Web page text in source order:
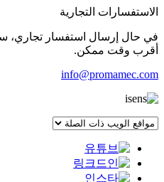
الاستفسارات التجارية
في حال إرسال استفسار تجاري،
أقرب وقت ممكن.
info@promamec.com